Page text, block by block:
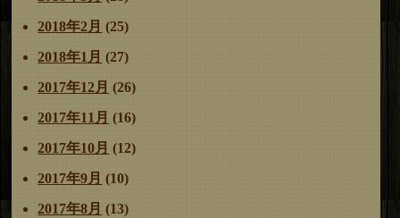
2018年2月 (25)
2018年1月 (27)
2017年12月 (26)
2017年11月 (16)
2017年10月 (12)
2017年9月 (10)
2017年8月 (13)